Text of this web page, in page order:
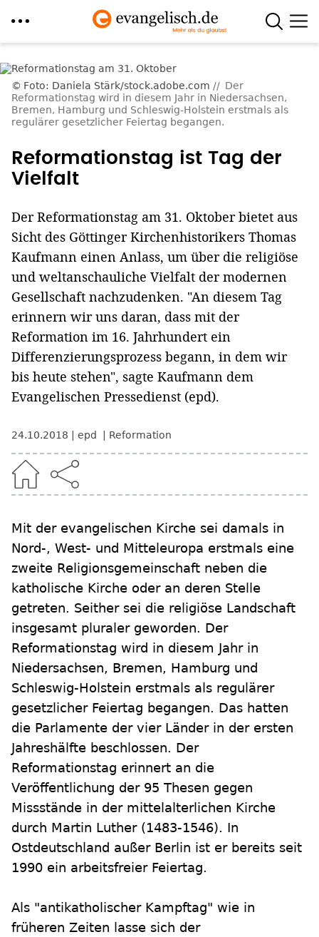
zum
InhaltFoto: Daniela Stärk/stock.adobe.com
Der
Reformationstag wird in diesem Jahr in Niedersachsen,
Bremen, Hamburg und Schleswig-Holstein erstmals als
regulärer gesetzlicher Feiertag begangen.
Reformationstag ist Tag der
Vielfalt
Der Reformationstag am 31. Oktober bietet aus
Sicht des Göttinger Kirchenhistorikers Thomas
Kaufmann einen Anlass, um über die religiöse
und weltanschauliche Vielfalt der modernen
Gesellschaft nachzudenken. "An diesem Tag
erinnern wir uns daran, dass mit der
Reformation im 16. Jahrhundert ein
Differenzierungsprozess begann, in dem wir
bis heute stehen", sagte Kaufmann dem
Evangelischen Pressedienst (epd).
24.10.2018 epd Reformation
Mit der evangelischen Kirche sei damals in
Nord-, West- und Mitteleuropa erstmals eine
zweite Religionsgemeinschaft neben die
katholische Kirche oder an deren Stelle
getreten. Seither sei die religiöse Landschaft
insgesamt pluraler geworden. Der
Reformationstag wird in diesem Jahr in
Niedersachsen, Bremen, Hamburg und
Schleswig-Holstein erstmals als regulärer
gesetzlicher Feiertag begangen. Das hatten
die Parlamente der vier Länder in der ersten
Jahreshälfte beschlossen. Der
Reformationstag erinnert an die
Veröffentlichung der 95 Thesen gegen
Missstände in der mittelalterlichen Kirche
durch Martin Luther (1483-1546). In
Ostdeutschland außer Berlin ist er bereits seit
1990 ein arbeitsfreier Feiertag.
Als "antikatholischer Kampftag" wie in
früheren Zeiten lasse sich der